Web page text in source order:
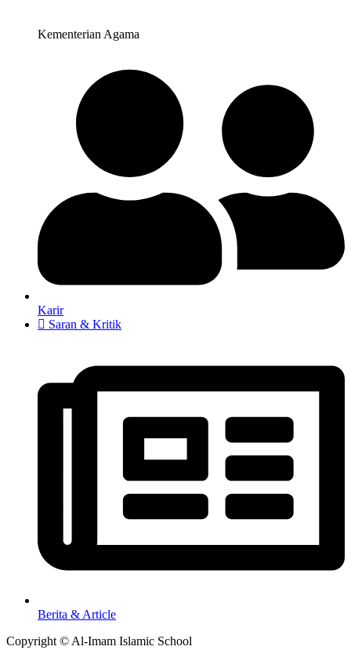
Kementerian Agama
Karir
Saran & Kritik
Berita & Article
Copyright © Al-Imam Islamic School